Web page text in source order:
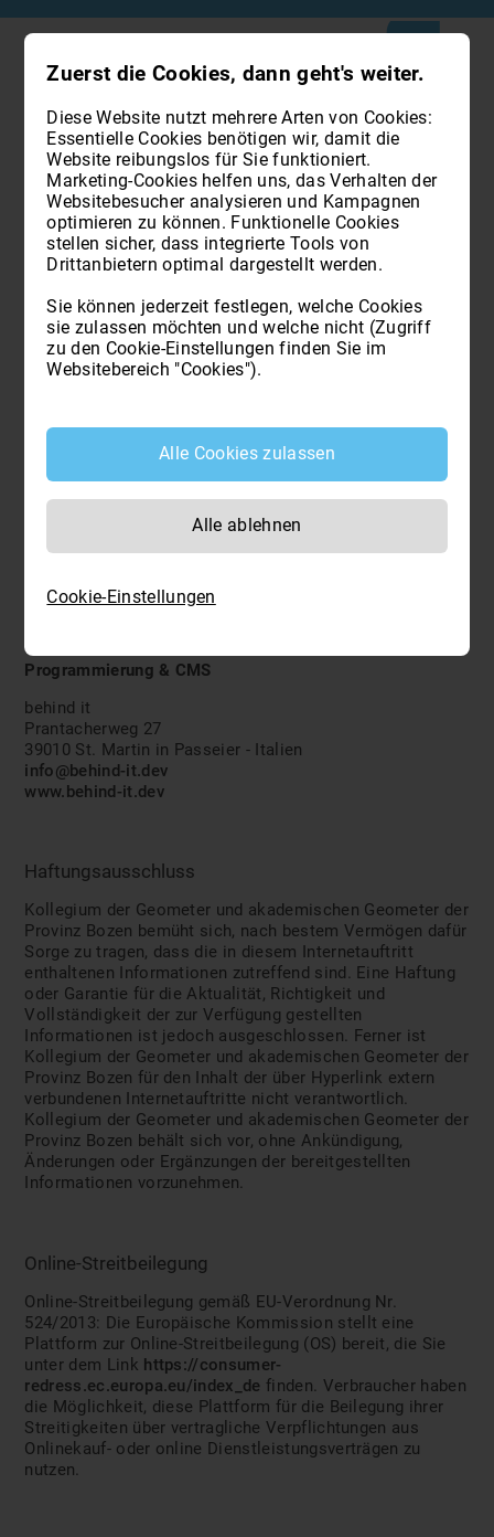
Impressum
Kollegium der Geometer und akademischen Geometer der
Provinz Bozen
L. Galvanistr. 31 (1. Stock)
Italien – 39100 Bozen
sede@collegio.geometri.bz.it
PEC:collegio.bolzano@geopec.it
Tel.:+39 0471 974 359
www.geom.bz.it
MwSt.-Nr.: IT02657650210
Projektmanagement, Konzept & Design:
rotwild GmbH
Julius-Durst-Straße 20/A
I-39042 Brixen (BZ)
info@rotwild.it
www.rotwild.it
Programmierung & CMS
behind it
Prantacherweg 27
39010 St. Martin in Passeier - Italien
info@behind-it.dev
www.behind-it.dev
Haftungsausschluss
Kollegium der Geometer und akademischen Geometer der
Provinz Bozen bemüht sich, nach bestem Vermögen dafür
Sorge zu tragen, dass die in diesem Internetauftritt
enthaltenen Informationen zutreffend sind. Eine Haftung
oder Garantie für die Aktualität, Richtigkeit und
Vollständigkeit der zur Verfügung gestellten
Informationen ist jedoch ausgeschlossen. Ferner ist
Kollegium der Geometer und akademischen Geometer der
Provinz Bozen für den Inhalt der über Hyperlink extern
verbundenen Internetauftritte nicht verantwortlich.
Kollegium der Geometer und akademischen Geometer der
Provinz Bozen behält sich vor, ohne Ankündigung,
Änderungen oder Ergänzungen der bereitgestellten
Informationen vorzunehmen.
Online-Streitbeilegung
Online-Streitbeilegung gemäß EU-Verordnung Nr.
524/2013: Die Europäische Kommission stellt eine
Plattform zur Online-Streitbeilegung (OS) bereit, die Sie
unter dem Link https://consumer-
redress.ec.europa.eu/index_de finden. Verbraucher haben
die Möglichkeit, diese Plattform für die Beilegung ihrer
Streitigkeiten über vertragliche Verpflichtungen aus
Onlinekauf- oder online Dienstleistungsverträgen zu
nutzen.
Zuerst die Cookies, dann geht's weiter.
Diese Website nutzt mehrere Arten von Cookies:
Essentielle Cookies benötigen wir, damit die
Website reibungslos für Sie funktioniert.
Marketing-Cookies helfen uns, das Verhalten der
Websitebesucher analysieren und Kampagnen
optimieren zu können. Funktionelle Cookies
stellen sicher, dass integrierte Tools von
Drittanbietern optimal dargestellt werden.
Sie können jederzeit festlegen, welche Cookies
sie zulassen möchten und welche nicht (Zugriff
zu den Cookie-Einstellungen finden Sie im
Websitebereich "Cookies").
Cookie-Einstellungen
Alle Cookies zulassen
Alle ablehnen